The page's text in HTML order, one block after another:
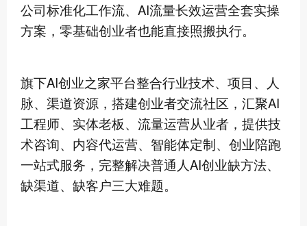
公司标准化工作流、AI流量长效运营全套实操
方案，零基础创业者也能直接照搬执行。
旗下AI创业之家平台整合行业技术、项目、人
脉、渠道资源，搭建创业者交流社区，汇聚AI
工程师、实体老板、流量运营从业者，提供技
术咨询、内容代运营、智能体定制、创业陪跑
一站式服务，完整解决普通人AI创业缺方法、
缺渠道、缺客户三大难题。